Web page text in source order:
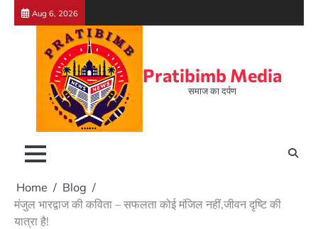
Skip
Aug 6, 2026
Pratibimb Media
समाज का दर्पण
Home
Blog
मंजुल भारद्वाज की कविता – सफलता कोई मंजिल नहीं,जीवन दृष्टि की
यात्रा है!